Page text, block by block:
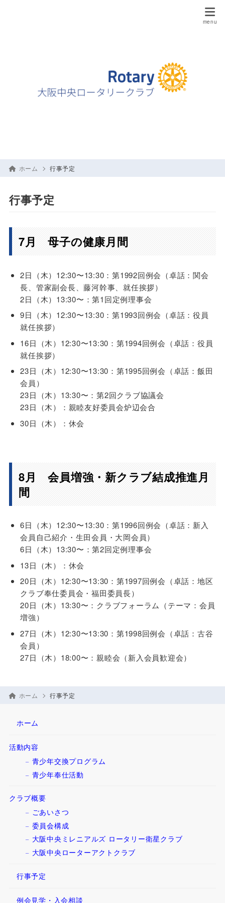
ホーム 行事予定
行事予定
7月 母子の健康月間
2日（木）12:30〜13:30：第1992回例会（卓話：関会
長、管家副会長、藤河幹事、就任挨拶）
2日（木）13:30〜：第1回定例理事会
9日（木）12:30〜13:30：第1993回例会（卓話：役員
就任挨拶）
16日（木）12:30〜13:30：第1994回例会（卓話：役員
就任挨拶）
23日（木）12:30〜13:30：第1995回例会（卓話：飯田
会員）
23日（木）13:30〜：第2回クラブ協議会
23日（木）：親睦友好委員会炉辺会合
30日（木）：休会
8月 会員増強・新クラブ結成推進月
間
6日（木）12:30〜13:30：第1996回例会（卓話：新入
会員自己紹介・生田会員・大岡会員）
6日（木）13:30〜：第2回定例理事会
13日（木）：休会
20日（木）12:30〜13:30：第1997回例会（卓話：地区
クラブ奉仕委員会・福田委員長）
20日（木）13:30〜：クラブフォーラム（テーマ：会員
増強）
27日（木）12:30〜13:30：第1998回例会（卓話：古谷
会員）
27日（木）18:00〜：親睦会（新入会員歓迎会）
ホーム 行事予定
ホーム
活動内容
青少年交換プログラム
青少年奉仕活動
クラブ概要
ごあいさつ
委員会構成
大阪中央ミレニアルズ ロータリー衛星クラブ
大阪中央ローターアクトクラブ
行事予定
例会見学・入会相談